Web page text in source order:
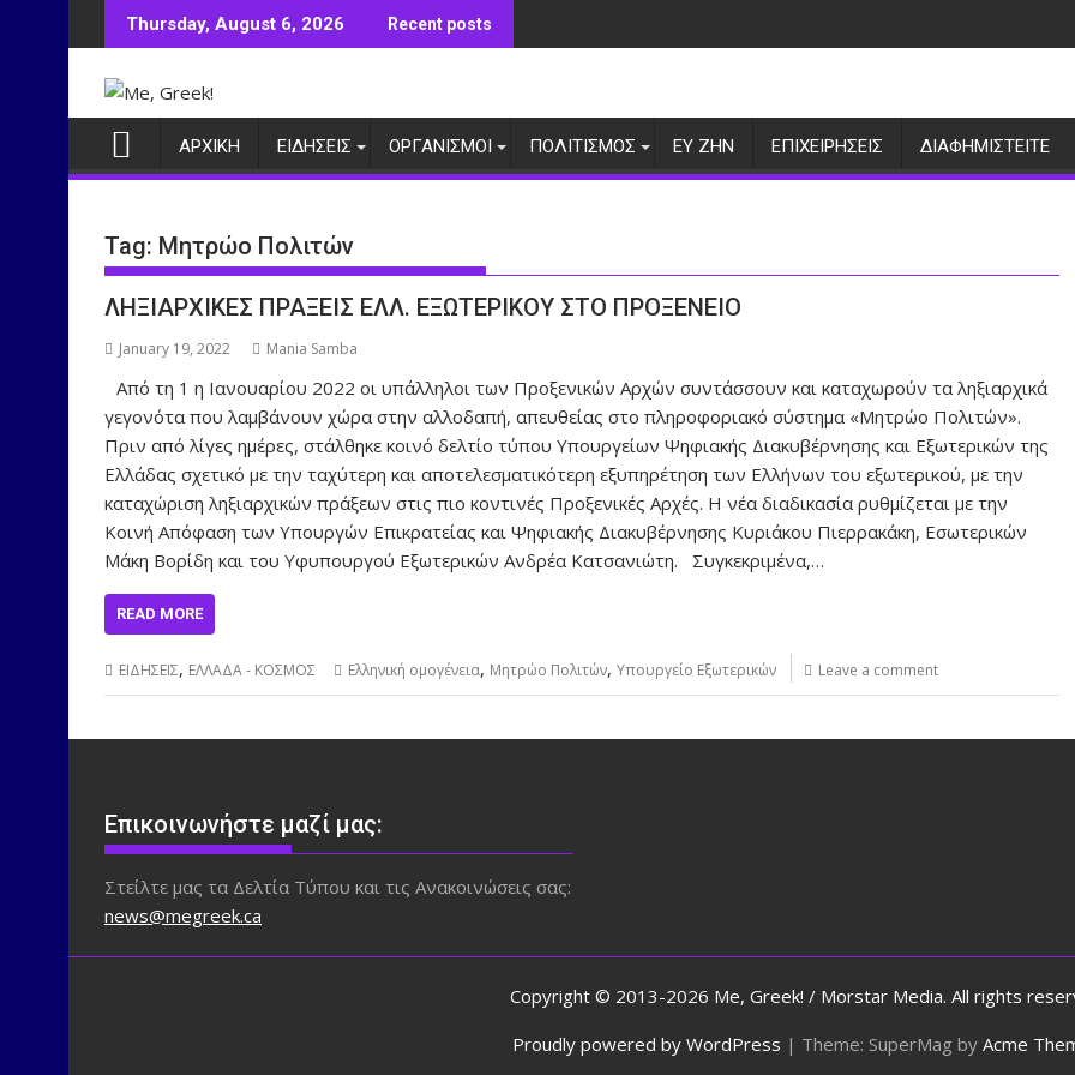
to
Thursday, August 6, 2026 Recent posts
ΑΡΧΙΚΗ ΕΙΔΗΣΕΙΣ ΟΡΓΑΝΙΣΜΟΙ ΠΟΛΙΤΙΣΜΟΣ ΕΥ ΖΗΝ ΕΠΙΧΕΙΡΗΣΕΙΣ ΔΙΑΦΗΜΙΣΤΕΙΤΕ
Tag: Μητρώο Πολιτών
ΛΗΞΙΑΡΧΙΚΕΣ ΠΡΑΞΕΙΣ ΕΛΛ. ΕΞΩΤΕΡΙΚΟΥ ΣΤΟ ΠΡΟΞΕΝΕΙΟ
January 19, 2022 Mania Samba
Από τη 1 η Ιανουαρίου 2022 οι υπάλληλοι των Προξενικών Αρχών συντάσσουν και καταχωρούν τα ληξιαρχικά
γεγονότα που λαμβάνουν χώρα στην αλλοδαπή, απευθείας στο πληροφοριακό σύστημα «Μητρώο Πολιτών».
Πριν από λίγες ημέρες, στάλθηκε κοινό δελτίο τύπου Υπουργείων Ψηφιακής Διακυβέρνησης και Εξωτερικών της
Ελλάδας σχετικό με την ταχύτερη και αποτελεσματικότερη εξυπηρέτηση των Ελλήνων του εξωτερικού, με την
καταχώριση ληξιαρχικών πράξεων στις πιο κοντινές Προξενικές Αρχές. Η νέα διαδικασία ρυθμίζεται με την
Κοινή Απόφαση των Υπουργών Επικρατείας και Ψηφιακής Διακυβέρνησης Κυριάκου Πιερρακάκη, Εσωτερικών
Μάκη Βορίδη και του Υφυπουργού Εξωτερικών Ανδρέα Κατσανιώτη. Συγκεκριμένα,…
READ MORE
ΕΙΔΗΣΕΙΣ, ΕΛΛΑΔΑ - ΚΟΣΜΟΣ Ελληνική ομογένεια, Μητρώο Πολιτών, Υπουργείο Εξωτερικών Leave a comment
Επικοινωνήστε μαζί μας:
Στείλτε μας τα Δελτία Τύπου και τις Ανακοινώσεις σας:
news@megreek.ca
Copyright © 2013-2026 Me, Greek! / Morstar Media. All rights
Proudly powered by WordPress | Theme: SuperMag by Acme